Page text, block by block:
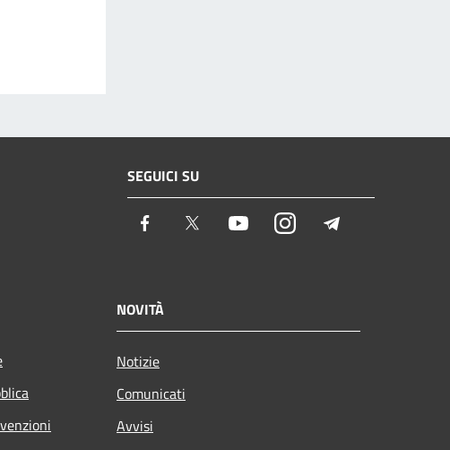
SEGUICI SU
Facebook Twitter YoutubeInstagram
NOVITÀ
Notizie
Comunicati
Avvisi